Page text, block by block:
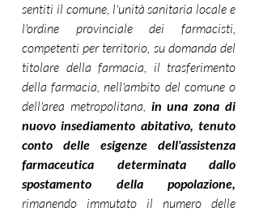
sentiti il comune, l'unità sanitaria locale e
l'ordine provinciale dei farmacisti,
competenti per territorio, su domanda del
titolare della farmacia, il trasferimento
della farmacia, nell'ambito del comune o
dell'area metropolitana, in una zona di
nuovo insediamento abitativo, tenuto
conto delle esigenze dell'assistenza
farmaceutica determinata dallo
spostamento della popolazione,
rimanendo immutato il numero delle